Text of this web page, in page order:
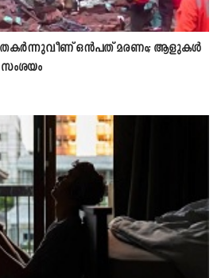
തകർന്നുവീണ് ഒൻപത് മരണം; ആളുകൾ
സംശയം